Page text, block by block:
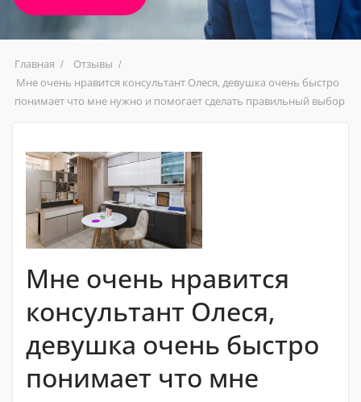
Главная
Отзывы
Мне очень нравится консультант Олеся, девушка очень быстро
понимает что мне нужно и помогает сделать правильный выбор
Мне очень нравится
консультант Олеся,
девушка очень быстро
понимает что мне